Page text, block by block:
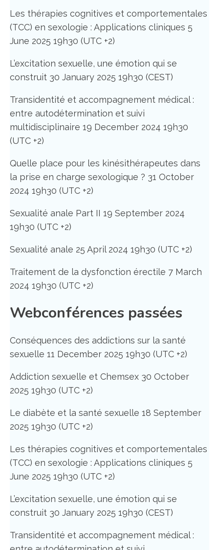
Les thérapies cognitives et comportementales
(TCC) en sexologie : Applications cliniques 5
June 2025 19h30 (UTC +2)
L’excitation sexuelle, une émotion qui se
construit 30 January 2025 19h30 (CEST)
Transidentité et accompagnement médical :
entre autodétermination et suivi
multidisciplinaire 19 December 2024 19h30
(UTC +2)
Quelle place pour les kinésithérapeutes dans
la prise en charge sexologique ? 31 October
2024 19h30 (UTC +2)
Sexualité anale Part II 19 September 2024
19h30 (UTC +2)
Sexualité anale 25 April 2024 19h30 (UTC +2)
Traitement de la dysfonction érectile 7 March
2024 19h30 (UTC +2)
Webconférences passées
Conséquences des addictions sur la santé
sexuelle 11 December 2025 19h30 (UTC +2)
Addiction sexuelle et Chemsex 30 October
2025 19h30 (UTC +2)
Le diabète et la santé sexuelle 18 September
2025 19h30 (UTC +2)
Les thérapies cognitives et comportementales
(TCC) en sexologie : Applications cliniques 5
June 2025 19h30 (UTC +2)
L’excitation sexuelle, une émotion qui se
construit 30 January 2025 19h30 (CEST)
Transidentité et accompagnement médical :